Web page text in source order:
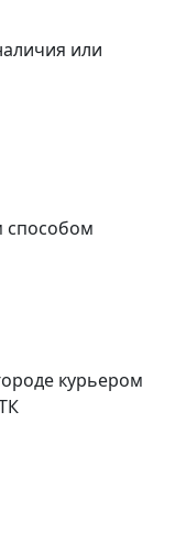
или
способом
курьером